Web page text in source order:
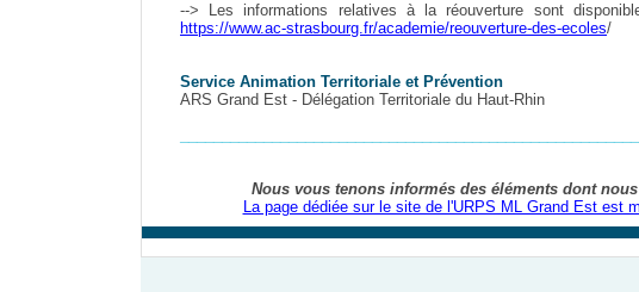
--> Les informations relatives à la réouverture sont
https://www.ac-strasbourg.fr/academie/reouverture-des-ecoles/
Service Animation Territoriale et Prévention
ARS Grand Est - Délégation Territoriale du Haut-Rhin
Nous vous tenons informés des éléments dont
La page dédiée sur le site de l'URPS ML Grand Est est